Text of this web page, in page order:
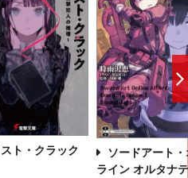
ト・クラック
ソードアート・
ライン オルタナ